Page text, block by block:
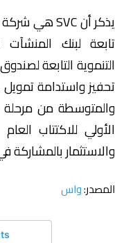
تابعة لبنك
التنموية التابعة
تحفيز واستدامة
والمتوسطة من مرحلة
الأولي للاكتتاب
والاستثمار بالمشاركة
المصدر:واس